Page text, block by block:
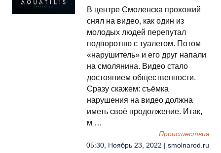
В центре Смоленска прохожий
снял на видео, как один из
молодых людей перепутал
подворотню с туалетом. Потом
«нарушитель» и его друг напали
на смолянина. Видео стало
достоянием общественности.
Сразу скажем: съёмка
нарушения на видео должна
иметь своё продолжение. Итак,
м …
Происшествия
05:30, Ноябрь 23, 2022 | smolnarod.ru